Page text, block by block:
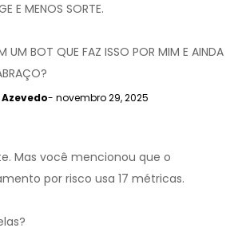
E MENOS SORTE.
UM BOT QUE FAZ ISSO POR MIM E AINDA
- novembro 29, 2025
Mas você mencionou que o
por risco usa 17 métricas.